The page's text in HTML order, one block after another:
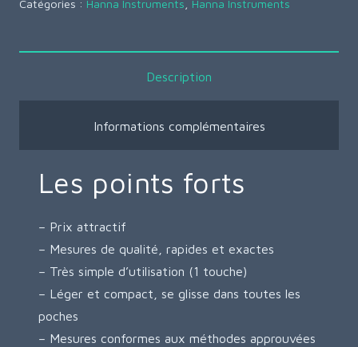
Catégories : Hanna Instruments Hanna Instruments
Description
Informations complémentaires
Les points forts
– Prix attractif
– Mesures de qualité, rapides et exactes
– Très simple d’utilisation (1 touche)
– Léger et compact, se glisse dans toutes les
poches
– Mesures conformes aux méthodes approuvées